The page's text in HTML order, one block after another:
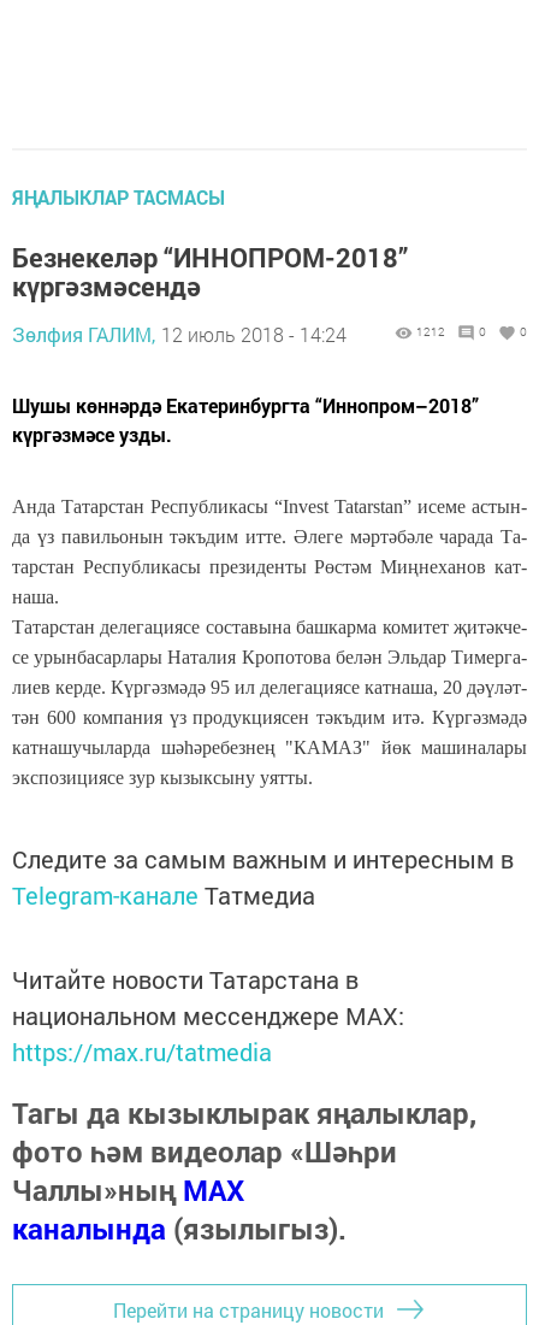
ЯҢАЛЫКЛАР ТАСМАСЫ
Безнекеләр “ИННОПРОМ-2018”
күргәзмәсендә
Зөлфия ГАЛИМ, 12 июль 2018 - 14:24 1212 0 0
Шушы көннәрдә Екатеринбургта “Иннопром–2018”
күргәзмәсе узды.
Ан­да Та­тар­стан Рес­пуб­ли­ка­сы “Invest Tatarstan” исе­ме ас­тын­
да үз па­виль­о­нын тәкъ­дим ит­те. Әле­ге мәр­тә­бә­ле ча­ра­да Та­
тар­стан Рес­пуб­ли­ка­сы пре­зи­ден­ты Рөс­тәм Миң­не­ха­нов кат­
на­ша.
Та­тар­стан де­ле­га­ци­я­се сос­та­вы­набаш­кар­ма ко­ми­тет җи­тәк­че­
се урын­ба­сар­ла­ры На­та­лия Кро­по­то­ва бе­лән Эль­дар Ти­мер­га­
ли­ев кер­де. Күр­гәз­мә­дә 95 ил де­ле­га­ци­я­се кат­на­ша, 20 дә­ү­ләт­
тән 600 ком­па­ния үз про­дук­ци­я­сен тәкъ­дим итә. Күр­гәз­мә­дә
кат­на­шу­чы­лар­да шә­һә­ре­без­нең "КА­МАЗ" йөк ма­ши­на­ла­ры
экс­по­зи­ци­я­се зур кы­зык­сы­ну уят­ты.
Следите за самым важным и интересным в
Telegram-канале Татмедиа
Читайте новости Татарстана в
национальном мессенджере MАХ:
https://max.ru/tatmedia
Тагы да кызыклырак яңалыклар,
фото һәм видеолар «Шәһри
Чаллы»ныңMAX
каналында (язылыгыз).
Перейти на страницу новости